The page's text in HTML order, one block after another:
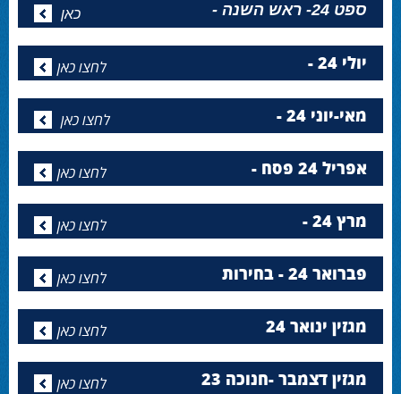
ספט 24- ראש השנה - כאן
יולי 24 - לחצו כאן
מאי-יוני 24 - לחצו כאן
אפריל 24 פסח - לחצו כאן
מרץ 24 - לחצו כאן
פברואר 24 - בחירות לחצו כאן
מגזין ינואר 24 לחצו כאן
מגזין דצמבר -חנוכה 23 לחצו כאן